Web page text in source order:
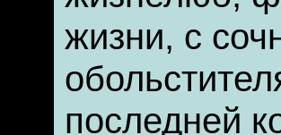
жизни, с
последней